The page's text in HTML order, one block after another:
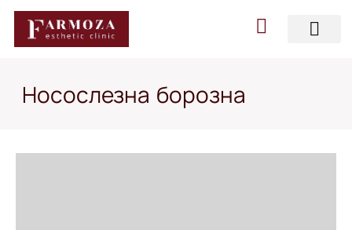
Носослезна борозна